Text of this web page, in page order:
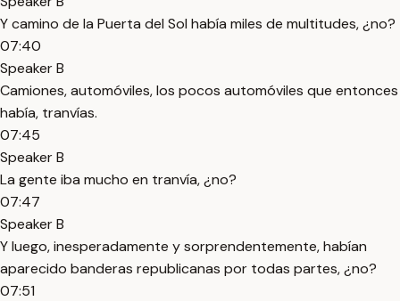
Y camino de la Puerta del Sol había miles de multitudes, ¿no?
07:40
Speaker B
Camiones, automóviles, los pocos automóviles que entonces
había, tranvías.
07:45
Speaker B
La gente iba mucho en tranvía, ¿no?
07:47
Speaker B
Y luego, inesperadamente y sorprendentemente, habían
aparecido banderas republicanas por todas partes, ¿no?
07:51